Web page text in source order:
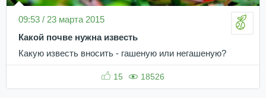
09:53 / 23 марта 2015
Какой почве нужна известь
Какую известь вносить - гашеную или негашеную?
15 18526